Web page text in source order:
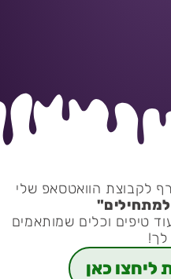
לקבוצת הוואטסאפ שלי
טיפים וכלים שמותאמים
לך!
ליחצו כאן